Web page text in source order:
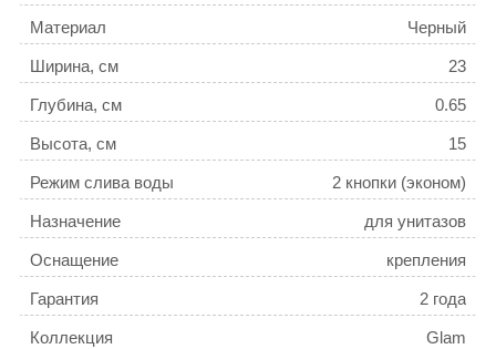
Материал Черный
Ширина, см 23
Глубина, см 0.65
Высота, см 15
Режим слива воды 2 кнопки (эконом)
Назначение для унитазов
Оснащение крепления
Гарантия 2 года
Коллекция Glam